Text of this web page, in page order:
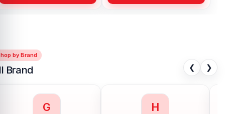
by Brand
Brand ❮ ❯
G H